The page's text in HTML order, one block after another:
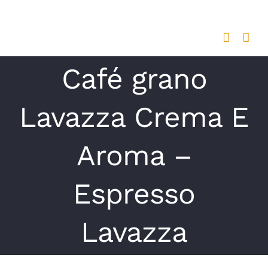
Café grano
Lavazza Crema E
Aroma –
Espresso
Lavazza